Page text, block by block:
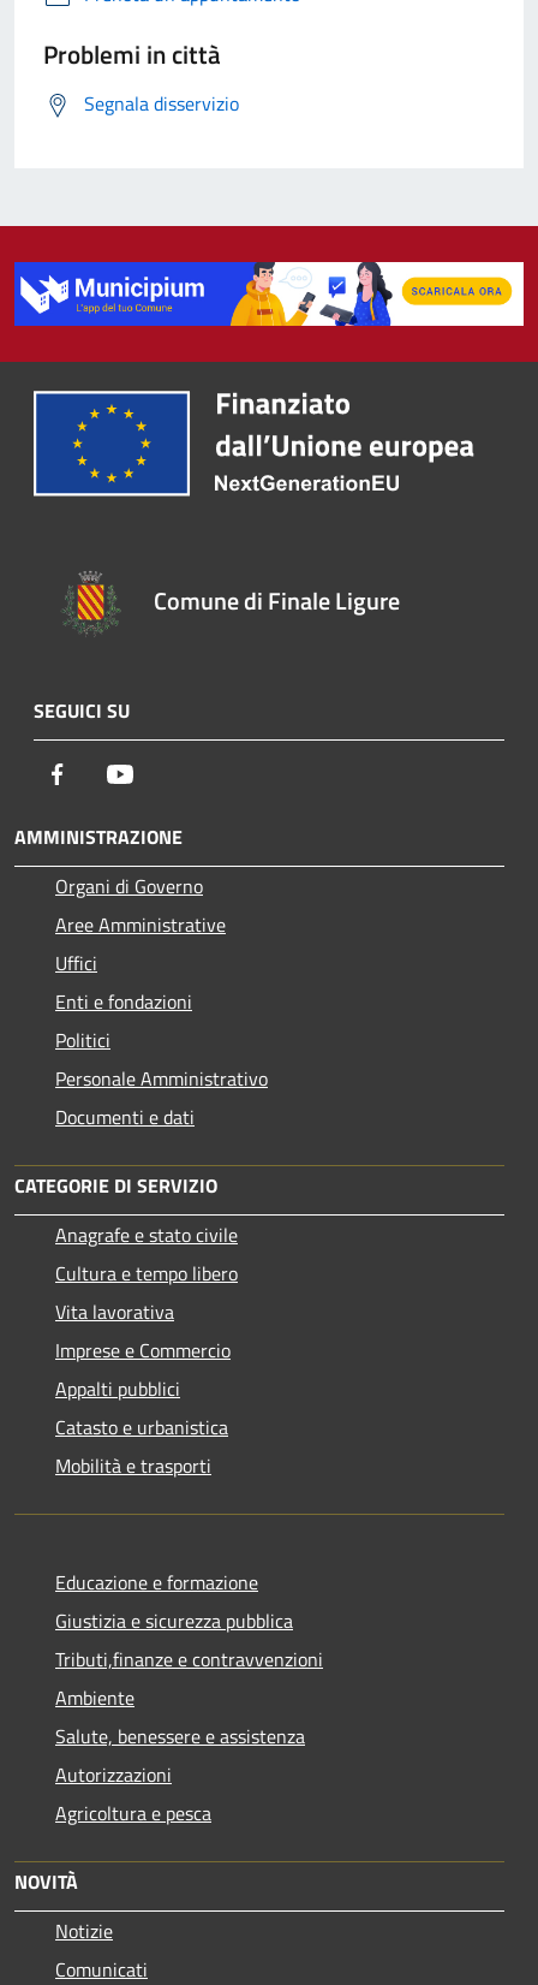
Problemi in città
Segnala disservizio
Comune di Finale Ligure
SEGUICI SU
Facebook
AMMINISTRAZIONE
Organi di Governo
Aree Amministrative
Uffici
Enti e fondazioni
Politici
Personale Amministrativo
Documenti e dati
CATEGORIE DI SERVIZIO
Anagrafe e stato civile
Cultura e tempo libero
Vita lavorativa
Imprese e Commercio
Appalti pubblici
Catasto e urbanistica
Mobilità e trasporti
Educazione e formazione
Giustizia e sicurezza pubblica
Tributi,finanze e contravvenzioni
Ambiente
Salute, benessere e assistenza
Autorizzazioni
Agricoltura e pesca
NOVITÀ
Notizie
Comunicati